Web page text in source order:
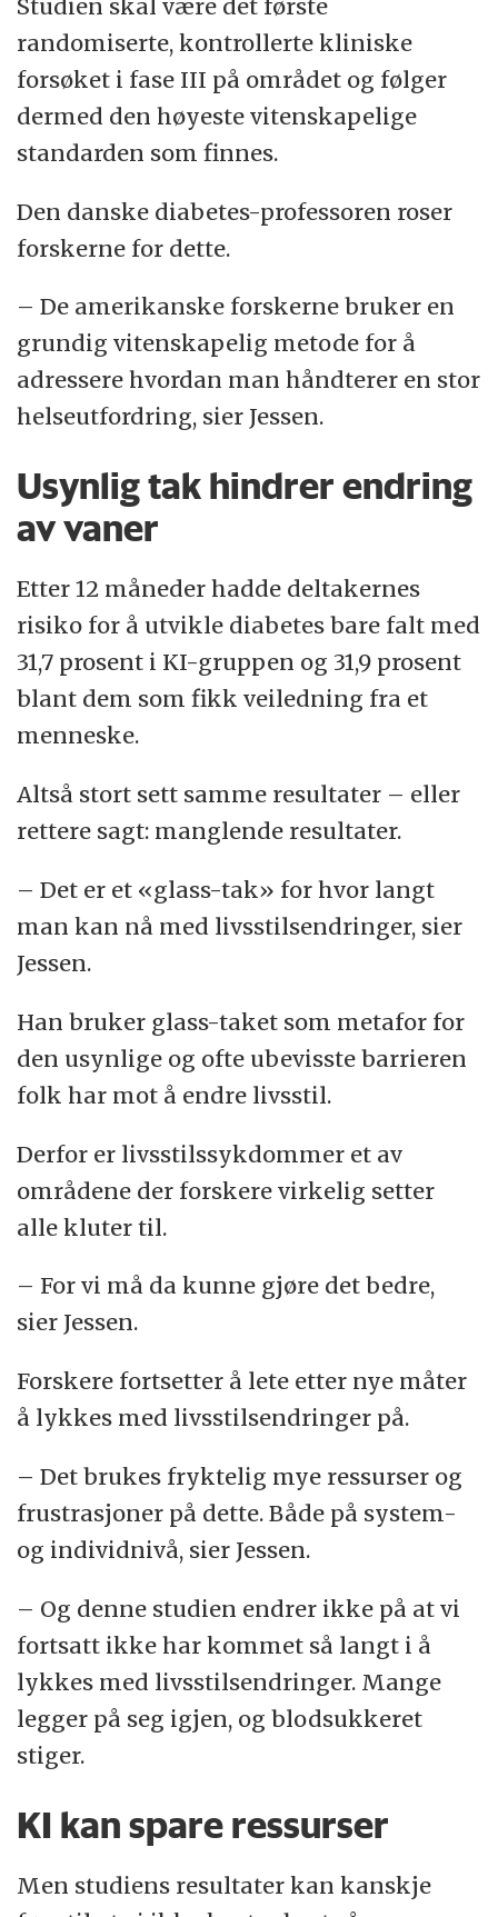
Studien skal være det første
randomiserte, kontrollerte kliniske
forsøket i fase III på området og følger
dermed den høyeste vitenskapelige
standarden som finnes.
Den danske diabetes-professoren roser
forskerne for dette.
– De amerikanske forskerne bruker en
grundig vitenskapelig metode for å
adressere hvordan man håndterer en stor
helseutfordring, sier Jessen.
Usynlig tak hindrer endring
av vaner
Etter 12 måneder hadde deltakernes
risiko for å utvikle diabetes bare falt med
31,7 prosent i KI-gruppen og 31,9 prosent
blant dem som fikk veiledning fra et
menneske.
Altså stort sett samme resultater – eller
rettere sagt: manglende resultater.
– Det er et «glass-tak» for hvor langt
man kan nå med livsstilsendringer, sier
Jessen.
Han bruker glass-taket som metafor for
den usynlige og ofte ubevisste barrieren
folk har mot å endre livsstil.
Derfor er livsstilssykdommer et av
områdene der forskere virkelig setter
alle kluter til.
– For vi må da kunne gjøre det bedre,
sier Jessen.
Forskere fortsetter å lete etter nye måter
å lykkes med livsstilsendringer på.
– Det brukes fryktelig mye ressurser og
frustrasjoner på dette. Både på system-
og individnivå, sier Jessen.
– Og denne studien endrer ikke på at vi
fortsatt ikke har kommet så langt i å
lykkes med livsstilsendringer. Mange
legger på seg igjen, og blodsukkeret
stiger.
KI kan spare ressurser
Men studiens resultater kan kanskje